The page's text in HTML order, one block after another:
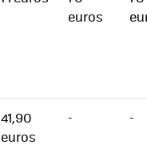
euros
41,90
euros
- -